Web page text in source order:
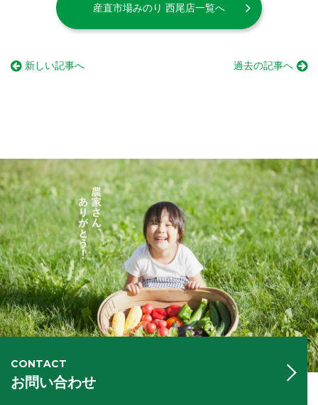
産直市場みのり 西尾店一覧へ
新しい記事へ 過去の記事へ
CONTACT
お問い合わせ